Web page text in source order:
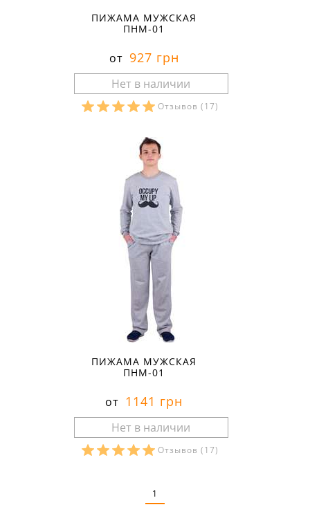
ПИЖАМА МУЖСКАЯ
ПНМ-01
от 927 грн
Отзывов (17)
ПИЖАМА МУЖСКАЯ
ПНМ-01
от 1141 грн
Отзывов (17)
1